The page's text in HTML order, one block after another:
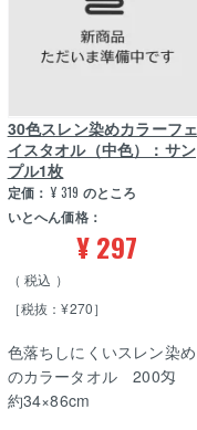
30色スレン染めカラーフェ
イスタオル（中色）：サン
プル1枚
定価： ¥ 319 のところ
いとへん価格：
¥ 297
税込
［税抜：¥270］
色落ちしにくいスレン染め
のカラータオル 200匁
約34×86cm